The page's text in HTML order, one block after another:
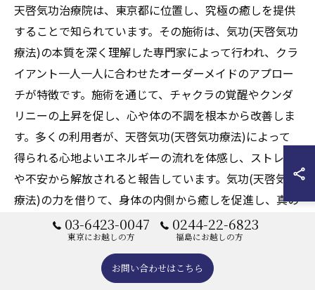
天啓気功治療院は、東京都に位置し、究極の癒しを提供
することで知られています。その施術は、気功(天啓気功
療法)の本質を深く理解した専門家によって行われ、クラ
イアント一人一人に合わせたオーダーメイドのアプロー
チが特徴です。施術を通じて、チャクラの覚醒やクンダ
リニーの上昇を促し、心や体の不調を根本から改善しま
す。多くの利用者が、天啓気功(天啓気功療法)によって
得られる心地よいエネルギーの流れを体感し、ストレス
や不安から解放されると報告しています。気功(天啓気功
療法)の力を借りて、身体の内側から癒しを促進し、真の
健康を手に入れるための第一歩を、天啓気功治療院で踏
み出してみてはいかがでしょうか。
東京都で体感する気功(天啓気功療法)の神髄
03-6423-0047
東京にお越しの方
0244-22-6823
福島にお越しの方
お問い合わせはこちら